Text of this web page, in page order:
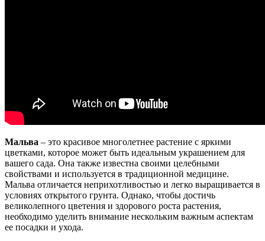
Мальва – это красивое многолетнее растение с яркими
цветками, которое может быть идеальным украшением для
вашего сада. Она также известна своими целебными
свойствами и используется в традиционной медицине.
Мальва отличается неприхотливостью и легко выращивается в
условиях открытого грунта. Однако, чтобы достичь
великолепного цветения и здорового роста растения,
необходимо уделить внимание нескольким важным аспектам
ее посадки и ухода.